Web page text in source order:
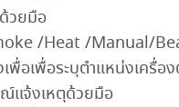
วยมือ
/Heat /Manual/
พื่อเพื่อระบุตำแหน่งเครื่อ
แจ้งเหตุด้วยมือ